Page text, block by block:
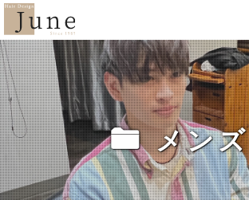
ë メンズ